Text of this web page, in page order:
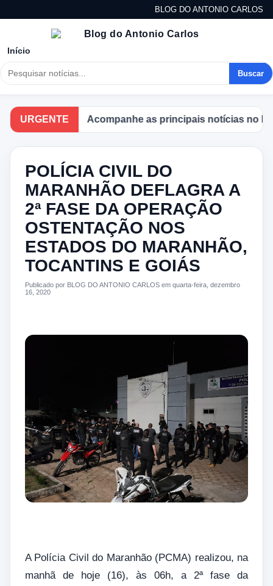
BLOG DO ANTONIO CARLOS
Início
Buscar
URGENTEAcompanhe as principais notícias no Blog
POLÍCIA CIVIL DO
MARANHÃO DEFLAGRA A
2ª FASE DA OPERAÇÃO
OSTENTAÇÃO NOS
ESTADOS DO MARANHÃO,
TOCANTINS E GOIÁS
Publicado por BLOG DO ANTONIO CARLOS em quarta-feira, dezembro
16, 2020
A Polícia Civil do Maranhão (PCMA) realizou, na
manhã de hoje (16), às 06h, a 2ª fase da